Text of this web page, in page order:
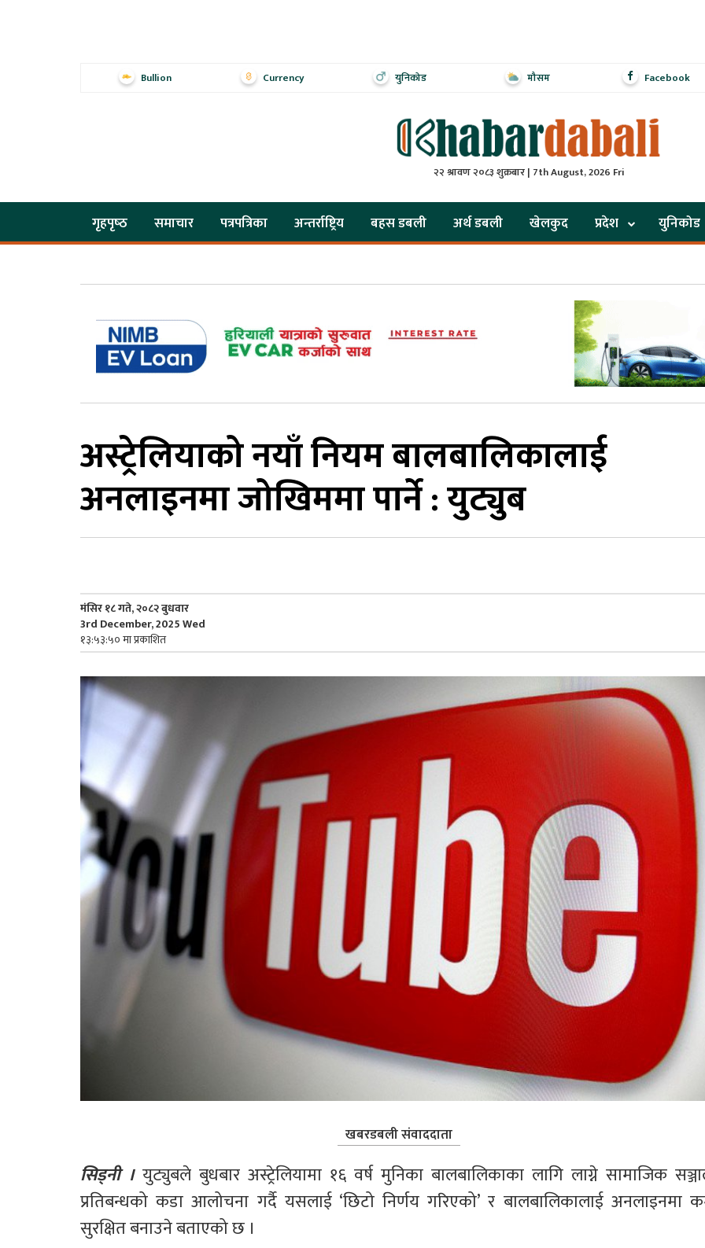
Bullion Currency युनिकोड मौसम Facebook
२२ श्रावण २०८३ शुक्रबार | 7th August, 2026 Fri
गृहपृष्‍ठ समाचार पत्रपत्रिका अन्तर्राष्ट्रिय बहस डबली अर्थ डबली खेलकुद प्रदेश युनिकोड
अस्ट्रेलियाको नयाँ नियम बालबालिकालाई
अनलाइनमा जोखिममा पार्ने : युट्युब
मंसिर १८ गते, २०८२ बुधवार
3rd December, 2025 Wed
१३:५३:५० मा प्रकाशित
खबरडबली संवाददाता
सिड्नी । युट्युबले बुधबार अस्ट्रेलियामा १६ वर्ष मुनिका बालबालिकाका लागि लाग्ने सामाजिक
प्रतिबन्धको कडा आलोचना गर्दै यसलाई ‘छिटो निर्णय गरिएको’ र बालबालिकालाई अनलाइनमा
सुरक्षित बनाउने बताएको छ ।